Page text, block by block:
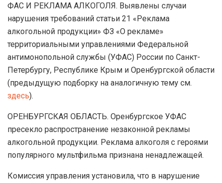
ФАС И РЕКЛАМА АЛКОГОЛЯ. Выявлены случаи
нарушения требований статьи 21 «Реклама
алкогольной продукции» ФЗ «О рекламе»
территориальными управлениями Федеральной
антимонопольной службы (УФАС) России по Санкт-
Петербургу, Республике Крым и Оренбургской области
(предыдущую подборку на аналогичную тему см.
здесь).
ОРЕНБУРГСКАЯ ОБЛАСТЬ. Оренбургское УФАС
пресекло распространение незаконной рекламы
алкогольной продукции. Реклама алкоголя с героями
популярного мультфильма признана ненадлежащей.
Комиссия управления установила, что в нарушение